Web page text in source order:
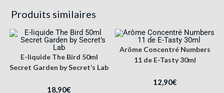
Produits similaires
E-liquide The Bird 50ml
Secret Garden by Secret’s Lab
18,90€
Arôme Concentré Numbers
11 de E-Tasty 30ml
12,90€